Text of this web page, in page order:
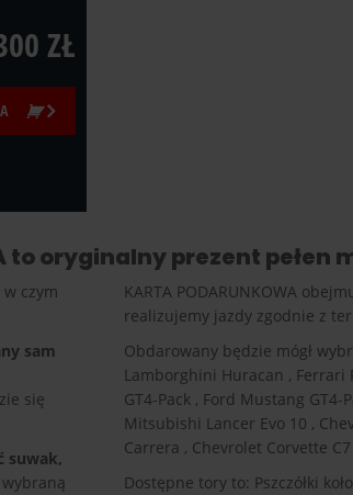
ZŁ
to oryginalny prezent pełen
czym
sam
się
suwak,
KARTA PODARUNKOWA
realizujemy jazdy zgodnie z
Obdarowany będzie mógł
Lamborghini Huracan , Ferrari
GT4-Pack , Ford Mustang
Mitsubishi Lancer Evo 10 ,
Carrera , Chevrolet Corvette
Dostępne tory to: Pszczółki